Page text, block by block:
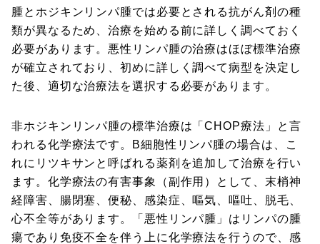
腫とホジキンリンパ腫では必要とされる抗がん剤の種
類が異なるため、治療を始める前に詳しく調べておく
必要があります。悪性リンパ腫の治療はほぼ標準治療
が確立されており、初めに詳しく調べて病型を決定し
た後、適切な治療法を選択する必要があります。
非ホジキンリンパ腫の標準治療は「CHOP療法」と言
われる化学療法です。B細胞性リンパ腫の場合は、こ
れにリツキサンと呼ばれる薬剤を追加して治療を行い
ます。化学療法の有害事象（副作用）として、末梢神
経障害、腸閉塞、便秘、感染症、嘔気、嘔吐、脱毛、
心不全等があります。「悪性リンパ腫」はリンパの腫
瘍であり免疫不全を伴う上に化学療法を行うので、感